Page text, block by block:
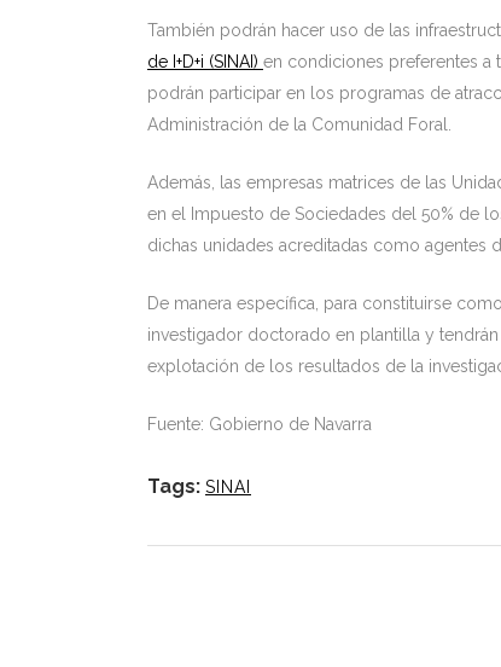
También podrán hacer uso de las
de I+D+i (SINAI) en condiciones preferentes a
podrán participar en los programas de
Administración de la Comunidad Foral.
Además, las empresas matrices de las
en el Impuesto de Sociedades del 50% de
dichas unidades acreditadas como agentes
De manera específica, para constituirse
investigador doctorado en plantilla y
explotación de los resultados de la
Fuente: Gobierno de Navarra
Tags: SINAI